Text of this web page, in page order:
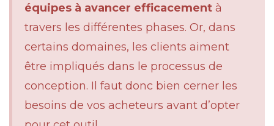
équipes à avancer efficacement à
travers les différentes phases. Or, dans
certains domaines, les clients aiment
être impliqués dans le processus de
conception. Il faut donc bien cerner les
besoins de vos acheteurs avant d’opter